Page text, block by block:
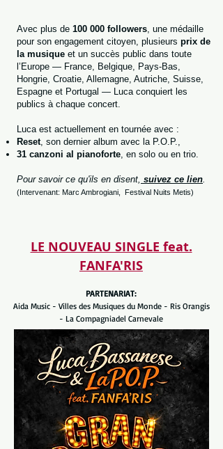
Avec plus de 100 000 followers, une médaille
pour son engagement citoyen, plusieurs prix de
la musique et un succès public dans toute
l’Europe — France, Belgique, Pays-Bas,
Hongrie, Croatie, Allemagne, Autriche, Suisse,
Espagne et Portugal — Luca conquiert les
publics à chaque concert.
Luca est actuellement en tournée avec :
Reset, son dernier album avec la P.O.P.,
31 canzoni al pianoforte, en solo ou en trio.
Pour savoir ce qu'ils en disent, suivez ce lien.
(Intervenant: Marc Ambrogiani, Festival Nuits Metis)
LE NOUVEAU SINGLE feat.
FANFA'RIS
PARTENARIAT:
Aida Music - Villes des Musiques du Monde - Ris Orangis
- La Compagniadel Carnevale